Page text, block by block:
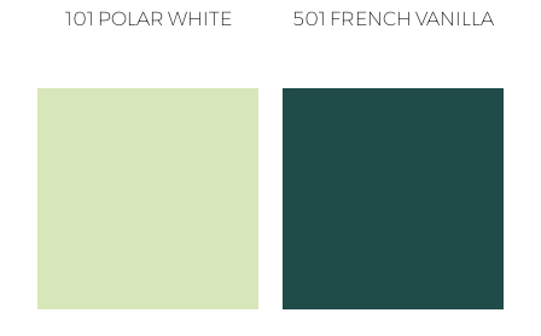
101 POLAR WHITE 501 FRENCH VANILLA